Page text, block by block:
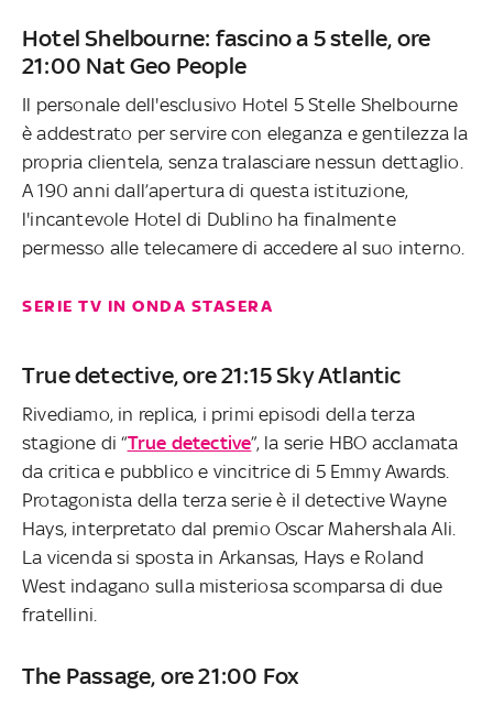
Hotel Shelbourne: fascino a 5 stelle, ore
21:00 Nat Geo People
Il personale dell'esclusivo Hotel 5 Stelle Shelbourne
è addestrato per servire con eleganza e gentilezza la
propria clientela, senza tralasciare nessun dettaglio.
A 190 anni dall’apertura di questa istituzione,
l'incantevole Hotel di Dublino ha finalmente
permesso alle telecamere di accedere al suo interno.
SERIE TV IN ONDA STASERA
True detective, ore 21:15 Sky Atlantic
Rivediamo, in replica, i primi episodi della terza
stagione di “True detective”, la serie HBO acclamata
da critica e pubblico e vincitrice di 5 Emmy Awards.
Protagonista della terza serie è il detective Wayne
Hays, interpretato dal premio Oscar Mahershala Ali.
La vicenda si sposta in Arkansas, Hays e Roland
West indagano sulla misteriosa scomparsa di due
fratellini.
The Passage, ore 21:00 Fox